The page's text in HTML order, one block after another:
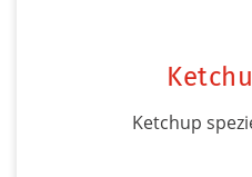
Ketchup